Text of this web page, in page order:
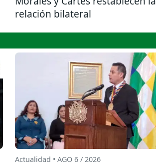
relación bilateral
Actualidad • AGO 6 / 2026